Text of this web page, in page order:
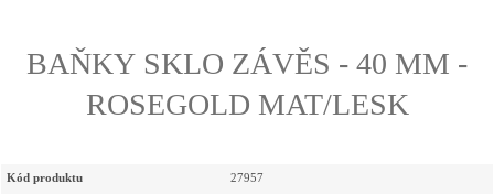
BAŇKY SKLO ZÁVĚS - 40 MM -
ROSEGOLD MAT/LESK
Kód produktu 27957